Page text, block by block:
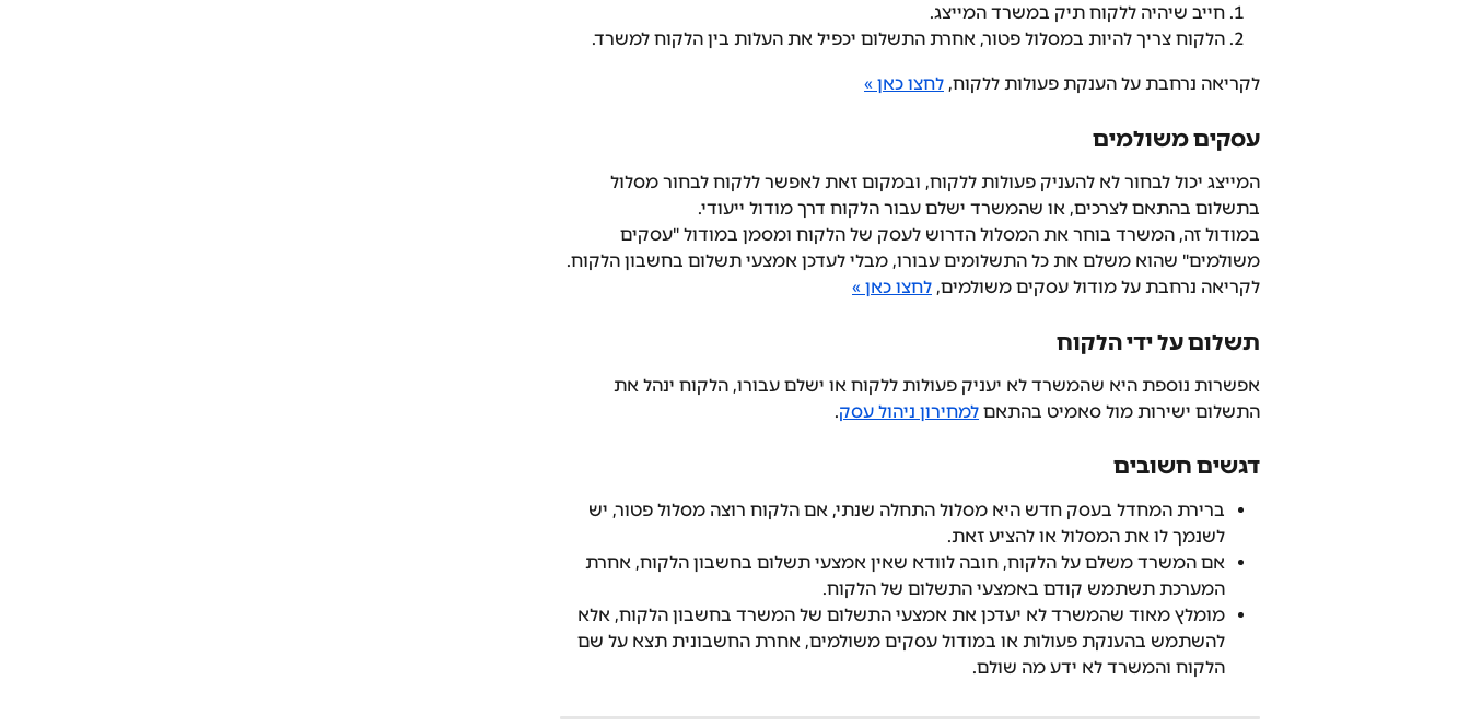
חייב שיהיה ללקוח תיק במשרד המייצג.
הלקוח צריך להיות במסלול פטור, אחרת התשלום יכפיל את העלות בין הלקוח למשרד.
לקריאה נרחבת על הענקת פעולות ללקוח, לחצו כאן »
עסקים משולמים
המייצג יכול לבחור לא להעניק פעולות ללקוח, ובמקום זאת לאפשר ללקוח לבחור מסלול
בתשלום בהתאם לצרכים, או שהמשרד ישלם עבור הלקוח דרך מודול ייעודי.
במודול זה, המשרד בוחר את המסלול הדרוש לעסק של הלקוח ומסמן במודול "עסקים
משולמים" שהוא משלם את כל התשלומים עבורו, מבלי לעדכן אמצעי תשלום בחשבון הלקוח.
לקריאה נרחבת על מודול עסקים משולמים, לחצו כאן »
תשלום על ידי הלקוח
אפשרות נוספת היא שהמשרד לא יעניק פעולות ללקוח או ישלם עבורו, הלקוח ינהל את
התשלום ישירות מול סאמיט בהתאם למחירון ניהול עסק.
דגשים חשובים
ברירת המחדל בעסק חדש היא מסלול התחלה שנתי, אם הלקוח רוצה מסלול פטור, יש
לשנמך לו את המסלול או להציע זאת.
אם המשרד משלם על הלקוח, חובה לוודא שאין אמצעי תשלום בחשבון הלקוח, אחרת
המערכת תשתמש קודם באמצעי התשלום של הלקוח.
מומלץ מאוד שהמשרד לא יעדכן את אמצעי התשלום של המשרד בחשבון הלקוח, אלא
להשתמש בהענקת פעולות או במודול עסקים משולמים, אחרת החשבונית תצא על שם
הלקוח והמשרד לא ידע מה שולם.